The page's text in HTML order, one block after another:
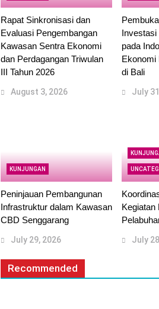
Rapat Sinkronisasi dan
Evaluasi Pengembangan
Kawasan Sentra Ekonomi
dan Perdagangan Triwulan
III Tahun 2026
August 3, 2026
Investasi
pada
Ekonomi
di Bali
July
KUNJUNGAN
Peninjauan Pembangunan
Infrastruktur dalam Kawasan
CBD Senggarang
July 29, 2026
Kegiatan
July
Recommended